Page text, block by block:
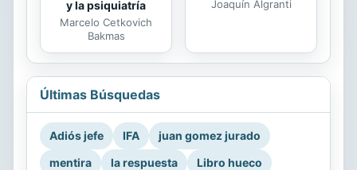
y la psiquiatría
Marcelo Cetkovich
Bakmas
Joaquín Algranti
Últimas Búsquedas
Adiós jefe IFA
juan gomez jurado
mentira
la respuesta Libro hueco